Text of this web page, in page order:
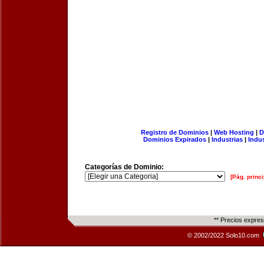
Registro de Dominios| Web Hosting |
Dominios Expirados | Industrias |
Categorías de Dominio:
[Pág.
** Precios
© 2002/2022 Solo10.com